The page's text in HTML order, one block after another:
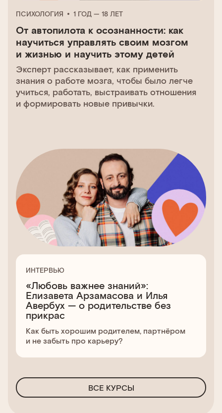
ПСИХОЛОГИЯ 1 ГОД — 18 ЛЕТ
От автопилота к осознанности: как
научиться управлять своим мозгом
и жизнью и научить этому детей
Эксперт рассказывает, как применить
знания о работе мозга, чтобы было легче
учиться, работать, выстраивать отношения
и формировать новые привычки.
ИНТЕРВЬЮ
«Любовь важнее знаний»:
Елизавета Арзамасова и Илья
Авербух — о родительстве без
прикрас
Как быть хорошим родителем, партнёром
и не забыть про карьеру?
ВСЕ КУРСЫ